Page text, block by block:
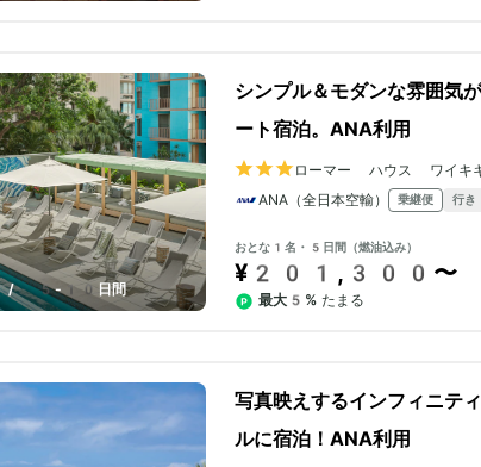
/ 5-10日間
シンプル＆モダンな雰囲気
ート宿泊。ANA利用
ローマー ハウス ワイキ
ANA（全日本空輸）
乗継便 行き
おとな1名・5日間（燃油込み）
¥201,300〜
最大5% たまる
写真映えするインフィニテ
ルに宿泊！ANA利用